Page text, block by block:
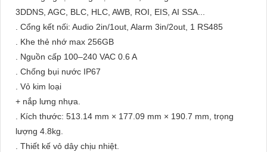
3DDNS, AGC, BLC, HLC, AWB, ROI, EIS, AI SSA...
. Cổng kết nối: Audio 2in/1out, Alarm 3in/2out, 1 RS485
. Khe thẻ nhớ max 256GB
. Nguồn cấp 100–240 VAC 0.6 A
. Chống bụi nước IP67
. Vỏ kim loại
+ nắp lưng nhựa.
. Kích thước: 513.14 mm × 177.09 mm × 190.7 mm, trọng
lượng 4.8kg.
. Thiết kế vỏ dây chịu nhiệt.